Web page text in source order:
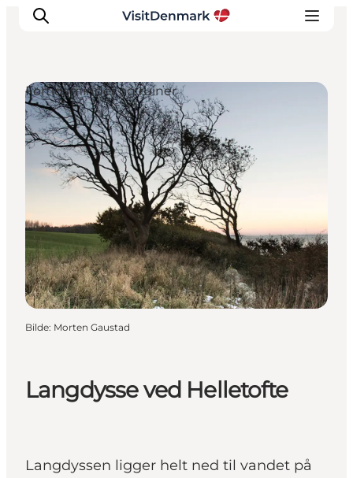
Inspirasjon
Reisemål
Aktiviteter
Overnatting
Planlegg reisen
Langdysse ved Helletofte
Langdyssen ligger helt ned til vandet på
Fortidsminder og ruiner
Bilde: Morten Gaustad